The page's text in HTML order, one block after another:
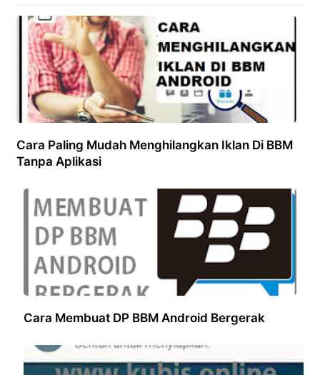
Cara Paling Mudah Menghilangkan Iklan Di BBM
Tanpa Aplikasi
Cara Membuat DP BBM Android Bergerak